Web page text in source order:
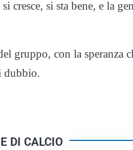
cresce, si sta bene, e la
gruppo, con la speranza
dubbio.
DI CALCIO